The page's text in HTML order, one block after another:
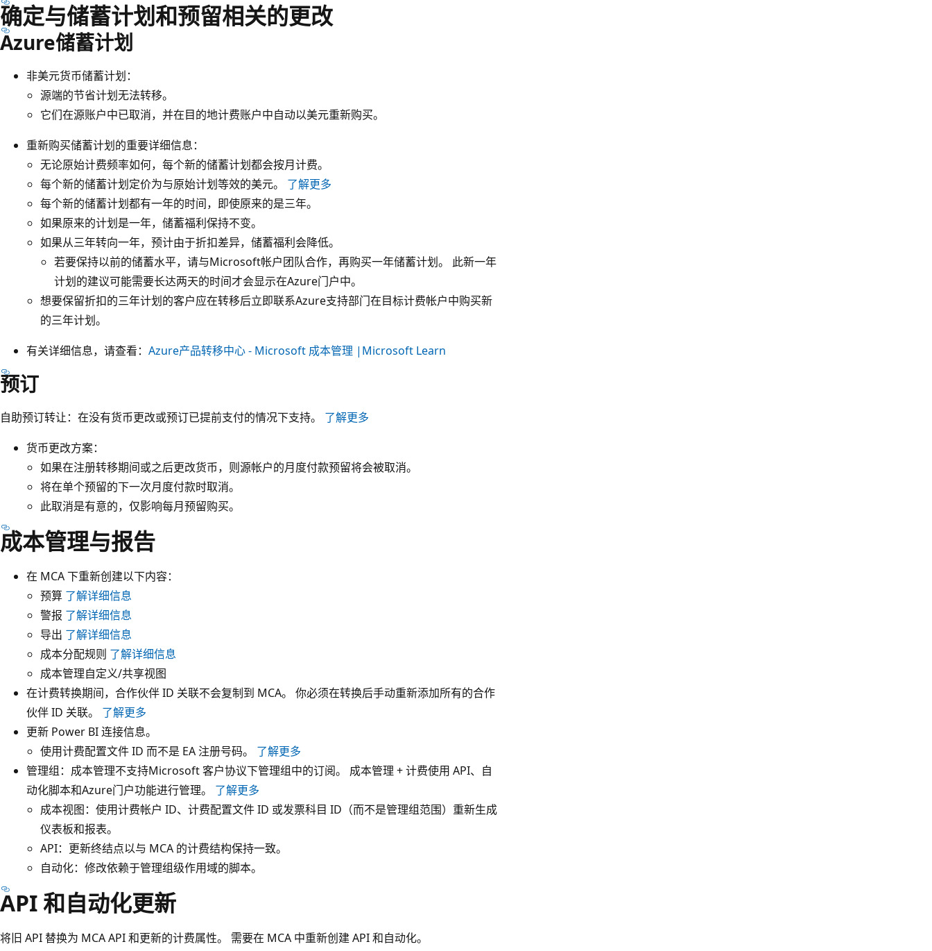
确定与储蓄计划和预留相关的更改
Azure储蓄计划
非美元货币储蓄计划：
源端的节省计划无法转移。
它们在源账户中已取消，并在目的地计费账户中自动以美元重新购买。
重新购买储蓄计划的重要详细信息：
无论原始计费频率如何，每个新的储蓄计划都会按月计费。
每个新的储蓄计划定价为与原始计划等效的美元。 了解更多
每个新的储蓄计划都有一年的时间，即使原来的是三年。
如果原来的计划是一年，储蓄福利保持不变。
如果从三年转向一年，预计由于折扣差异，储蓄福利会降低。
若要保持以前的储蓄水平，请与Microsoft帐户团队合作，再购买一年储蓄计划。 此新一年
计划的建议可能需要长达两天的时间才会显示在Azure门户中。
想要保留折扣的三年计划的客户应在转移后立即联系Azure支持部门在目标计费帐户中购买新
的三年计划。
有关详细信息，请查看： Azure产品转移中心 - Microsoft 成本管理 |Microsoft Learn
预订
自助预订转让：在没有货币更改或预订已提前支付的情况下支持。 了解更多
货币更改方案：
如果在注册转移期间或之后更改货币，则源帐户的月度付款预留将会被取消。
将在单个预留的下一次月度付款时取消。
此取消是有意的，仅影响每月预留购买。
成本管理与报告
在 MCA 下重新创建以下内容：
预算 了解详细信息
警报 了解详细信息
导出 了解详细信息
成本分配规则 了解详细信息
成本管理自定义/共享视图
在计费转换期间，合作伙伴 ID 关联不会复制到 MCA。 你必须在转换后手动重新添加所有的合作
伙伴 ID 关联。 了解更多
更新 Power BI 连接信息。
使用计费配置文件 ID 而不是 EA 注册号码。 了解更多
管理组：成本管理不支持Microsoft 客户协议下管理组中的订阅。 成本管理 + 计费使用 API、自
动化脚本和Azure门户功能进行管理。 了解更多
成本视图：使用计费帐户 ID、计费配置文件 ID 或发票科目 ID（而不是管理组范围）重新生成
仪表板和报表。
API：更新终结点以与 MCA 的计费结构保持一致。
自动化：修改依赖于管理组级作用域的脚本。
API 和自动化更新
将旧 API 替换为 MCA API 和更新的计费属性。 需要在 MCA 中重新创建 API 和自动化。